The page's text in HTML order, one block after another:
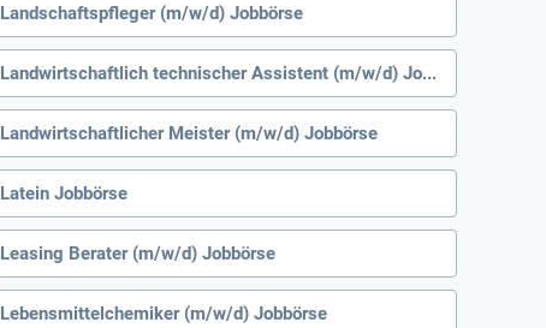
Landschaftspfleger (m/w/d) Jobbörse
Landwirtschaftlich technischer Assistent (m/w/d) Jobbörse
Landwirtschaftlicher Meister (m/w/d) Jobbörse
Latein Jobbörse
Leasing Berater (m/w/d) Jobbörse
Lebensmittelchemiker (m/w/d) Jobbörse